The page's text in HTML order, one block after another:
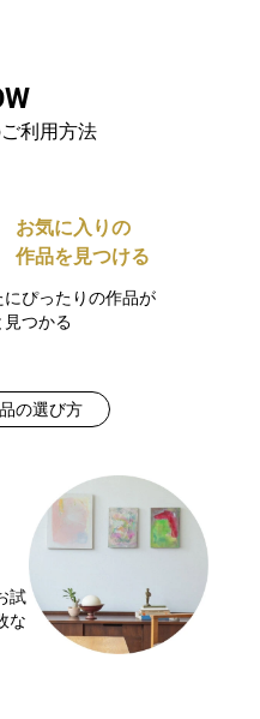
利用方法
お気に入りの
作品を見つける
にぴったりの作品が
見つかる
の選び方
試
な